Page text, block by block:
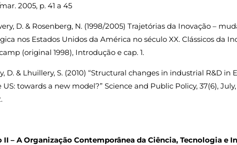
2005, p. 41 a 45
D. & Rosenberg, N. (1998/2005) Trajetórias da Inovação –
nos Estados Unidos da América no século XX. Clássicos da
(original 1998), Introdução e cap. 1.
D. & Lhuillery, S. (2010) “Structural changes in industrial R&D in
towards a new model?” Science and Public Policy, 37(6),
II – A Organização Contemporânea da Ciência, Tecnologia e